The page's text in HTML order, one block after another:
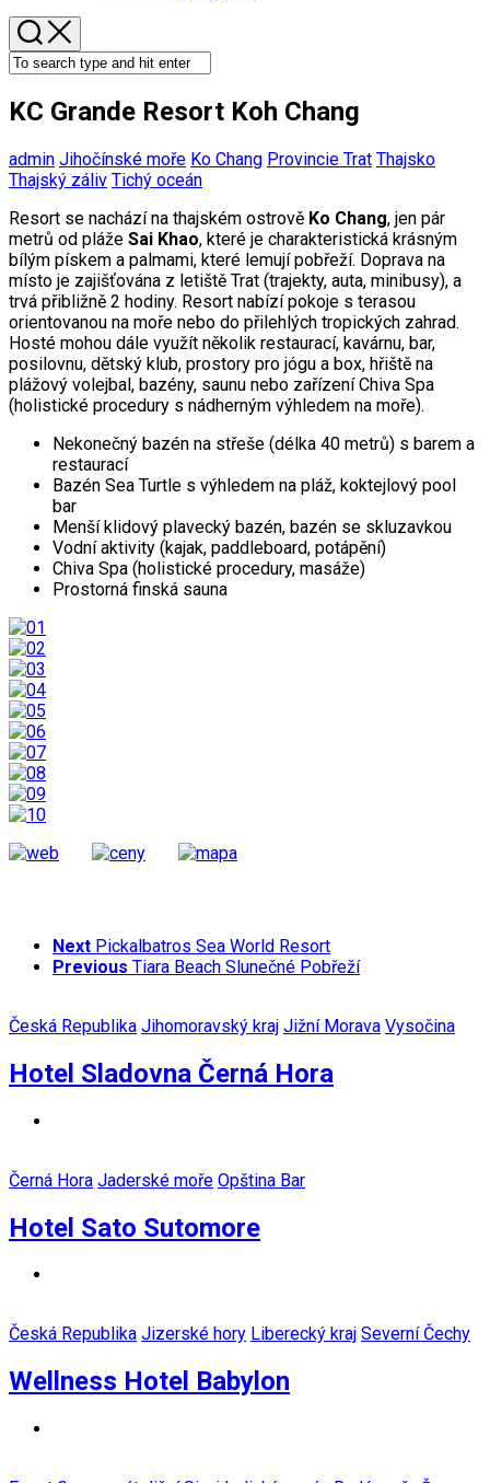
KC Grande Resort Koh Chang
admin Jihočínské moře Ko Chang Provincie Trat Thajsko
Thajský záliv Tichý oceán
Resort se nachází na thajském ostrově Ko Chang, jen pár
metrů od pláže Sai Khao, které je charakteristická krásným
bílým pískem a palmami, které lemují pobřeží. Doprava na
místo je zajišťována z letiště Trat (trajekty, auta, minibusy), a
trvá přibližně 2 hodiny. Resort nabízí pokoje s terasou
orientovanou na moře nebo do přilehlých tropických zahrad.
Hosté mohou dále využít několik restaurací, kavárnu, bar,
posilovnu, dětský klub, prostory pro jógu a box, hřiště na
plážový volejbal, bazény, saunu nebo zařízení Chiva Spa
(holistické procedury s nádherným výhledem na moře).
Nekonečný bazén na střeše (délka 40 metrů) s barem a
restaurací
Bazén Sea Turtle s výhledem na pláž, koktejlový pool
bar
Menší klidový plavecký bazén, bazén se skluzavkou
Vodní aktivity (kajak, paddleboard, potápění)
Chiva Spa (holistické procedury, masáže)
Prostorná finská sauna
Next Pickalbatros Sea World Resort
Previous Tiara Beach Slunečné Pobřeží
Česká Republika Jihomoravský kraj Jižní Morava Vysočina
Hotel Sladovna Černá Hora
Černá Hora Jaderské moře Opština Bar
Hotel Sato Sutomore
Česká Republika Jizerské hory Liberecký kraj Severní Čechy
Wellness Hotel Babylon